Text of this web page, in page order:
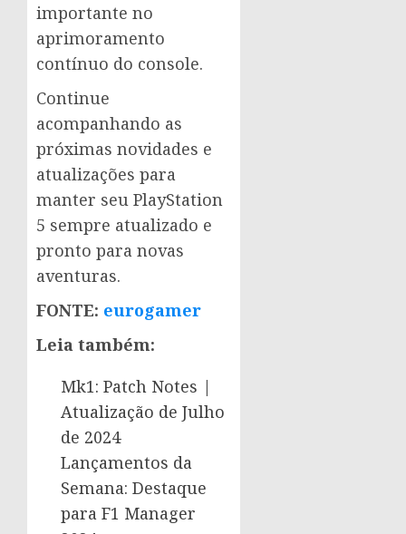
importante no
aprimoramento
contínuo do console.
Continue
acompanhando as
próximas novidades e
atualizações para
manter seu PlayStation
5 sempre atualizado e
pronto para novas
aventuras.
FONTE: eurogamer
Leia também:
Mk1: Patch Notes |
Atualização de Julho
de 2024
Lançamentos da
Semana: Destaque
para F1 Manager